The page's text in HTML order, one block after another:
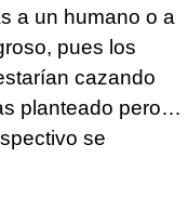
a un humano o a
pues los
cazando
planteado pero…
se